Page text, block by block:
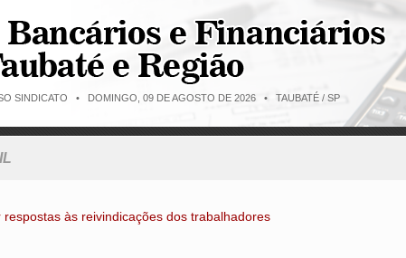
SINDICATO • DOMINGO, 09 DE AGOSTO DE 2026 • TAUBATÉ / SP
às reivindicações dos trabalhadores